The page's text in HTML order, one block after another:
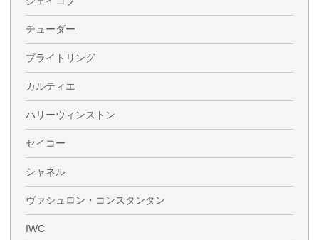
チューダー
ブライトリング
カルティエ
ハリーウィンストン
セイコー
シャネル
ヴァシュロン・コンスタンタン
IWC